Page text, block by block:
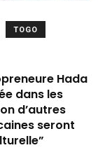
TOGO
Hada
dans les
d’autres
seront